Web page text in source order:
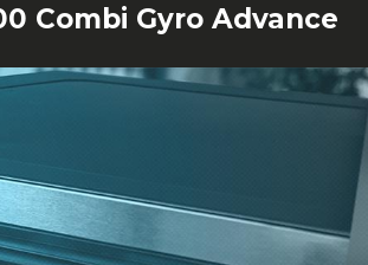
Combi Gyro Advance